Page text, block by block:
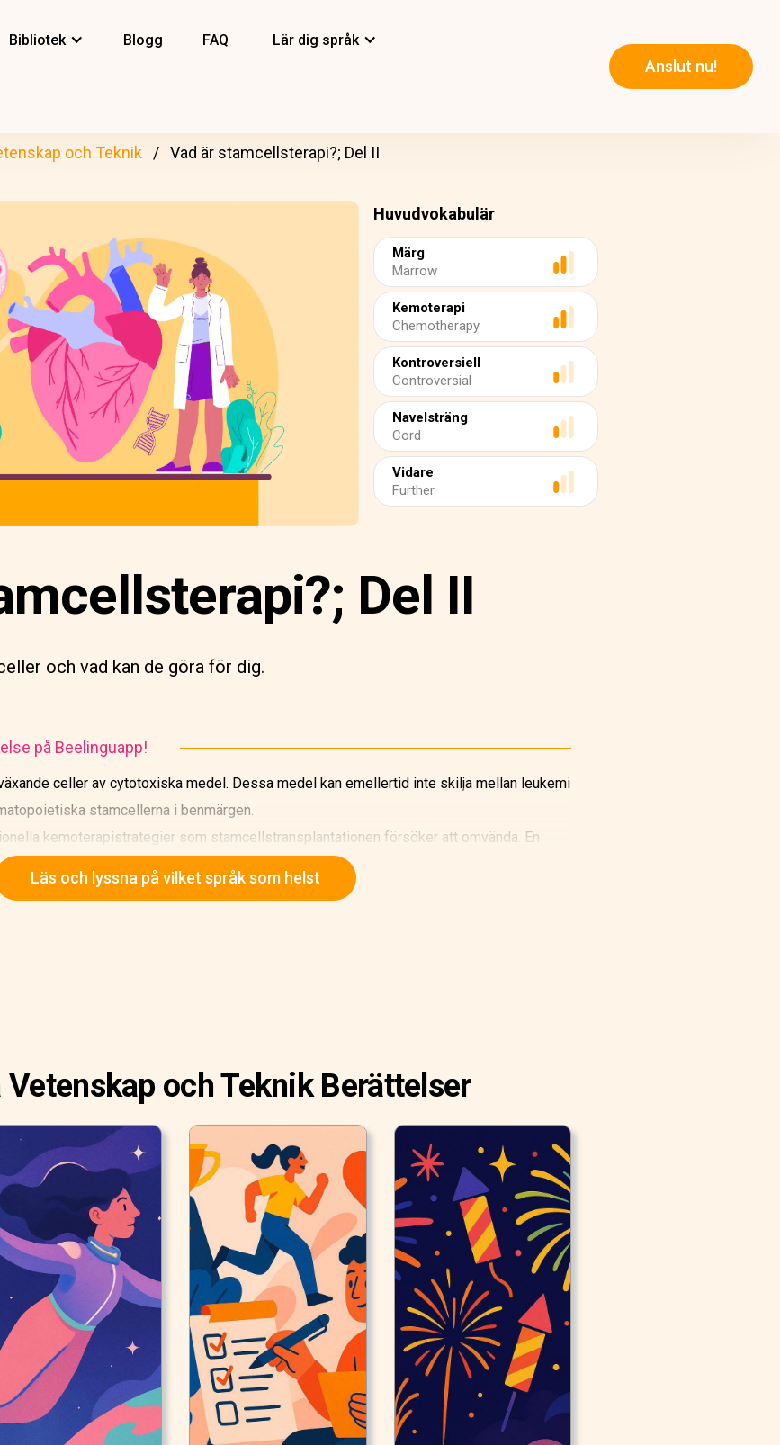
Bibliotek Blogg FAQ Lär dig språk
Anslut nu!
och Teknik Vad är stamcellsterapi?; Del II
Huvudvokabulär
Märg
Marrow
Kemoterapi
Chemotherapy
Kontroversiell
Controversial
Navelsträng
Cord
Vidare
Further
Del II
och vad kan de göra för dig.
på Beelinguapp!
celler av cytotoxiska medel. Dessa medel kan emellertid inte skilja mellan leukemi
stamcellerna i benmärgen.
kemoterapistrategier som stamcellstransplantationen försöker att omvända. En
funktionella stamceller för att ersätta de celler som har förlorats i värdens kropp under
Läs och lyssna på vilket språk som helst
Vetenskap och Teknik Berättelser